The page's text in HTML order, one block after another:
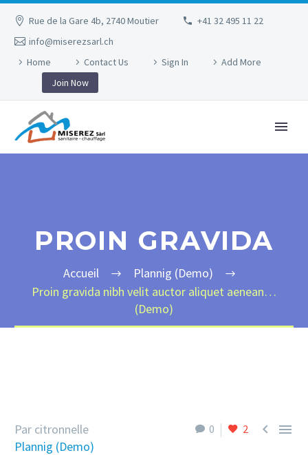
Rue de la Gare 4b, 2740 Moutier
+41 32 495 11 22
info@miserezsarl.ch
Home
Contact Us Sign In
Add More
Join Now
PROIN GRAVIDA
Accueil
Plannig (Demo)
Proin gravida nibh velit auctor aliquet aenean…
(Demo)
0 2  
Par citronnelle
Plannig (Demo)